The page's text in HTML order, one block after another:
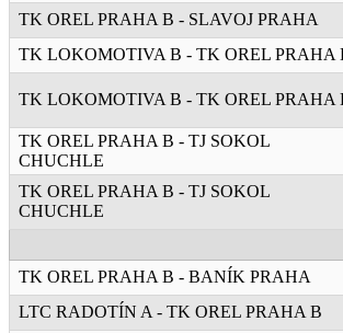
TK OREL PRAHA B - SLAVOJ PRAHA
TK LOKOMOTIVA B - TK OREL PRAHA
TK LOKOMOTIVA B - TK OREL PRAHA
TK OREL PRAHA B - TJ SOKOL
CHUCHLE
TK OREL PRAHA B - TJ SOKOL
CHUCHLE
TK OREL PRAHA B - BANÍK PRAHA
LTC RADOTÍN A - TK OREL PRAHA B